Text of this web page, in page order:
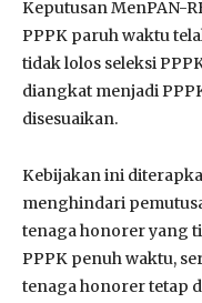
Keputusan MenPAN-
PPPK paruh waktu
tidak lolos seleksi
diangkat menjadi
disesuaikan.
Kebijakan ini
menghindari
tenaga honorer yang
PPPK penuh waktu,
tenaga honorer tetap